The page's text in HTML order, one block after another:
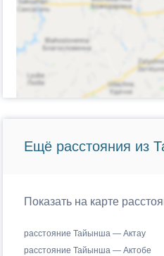
Ещё расстояния из
Показать на карте
расстояние Тайынша — Актау
расстояние Тайынша — Актобе